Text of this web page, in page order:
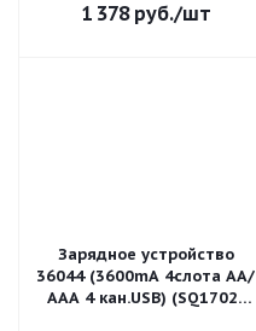
1 378руб./шт
Зарядное устройство
36044 (3600mA 4слота АА/
ААА 4 кан.USB) (SQ1702-